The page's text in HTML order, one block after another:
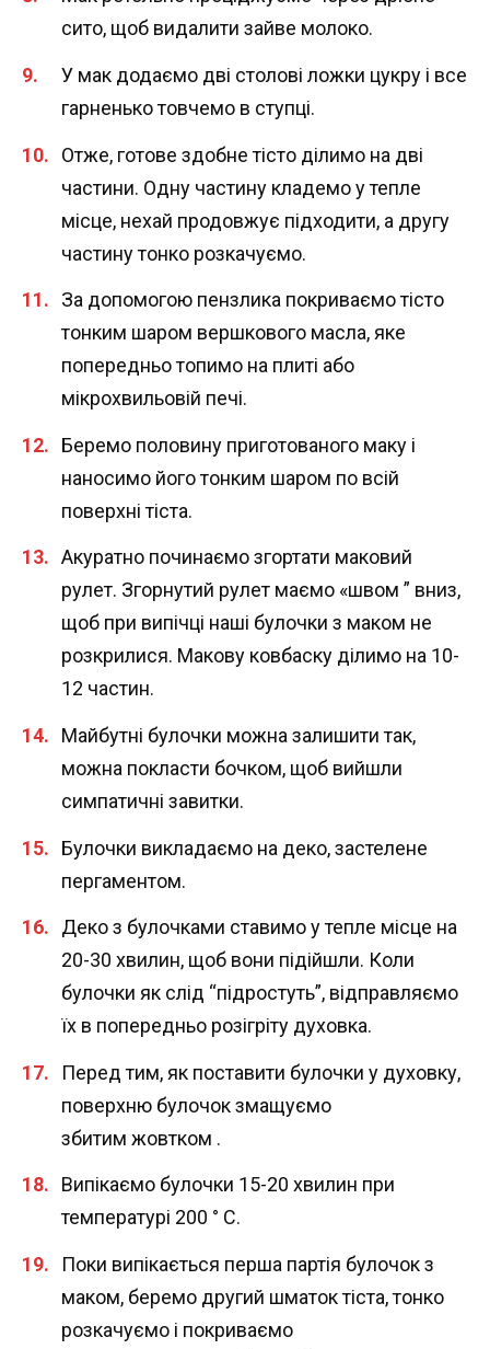
сито, щоб видалити зайве молоко.
У мак додаємо дві столові ложки цукру і все
гарненько товчемо в ступці.
Отже, готове здобне тісто ділимо на дві
частини. Одну частину кладемо у тепле
місце, нехай продовжує підходити, а другу
частину тонко розкачуємо.
За допомогою пензлика покриваємо тісто
тонким шаром вершкового масла, яке
попередньо топимо на плиті або
мікрохвильовій печі.
Беремо половину приготованого маку і
наносимо його тонким шаром по всій
поверхні тіста.
Акуратно починаємо згортати маковий
рулет. Згорнутий рулет маємо «швом ” вниз,
щоб при випічці наші булочки з маком не
розкрилися. Макову ковбаску ділимо на 10-
12 частин.
Майбутні булочки можна залишити так,
можна покласти бочком, щоб вийшли
симпатичні завитки.
Булочки викладаємо на деко, застелене
пергаментом.
Деко з булочками ставимо у тепле місце на
20-30 хвилин, щоб вони підійшли. Коли
булочки як слід “підростуть”, відправляємо
їх в попередньо розігріту духовка.
Перед тим, як поставити булочки у духовку,
поверхню булочок змащуємо
збитим жовтком .
Випікаємо булочки 15-20 хвилин при
температурі 200 ° С.
Поки випікається перша партія булочок з
маком, беремо другий шматок тіста, тонко
розкачуємо і покриваємо